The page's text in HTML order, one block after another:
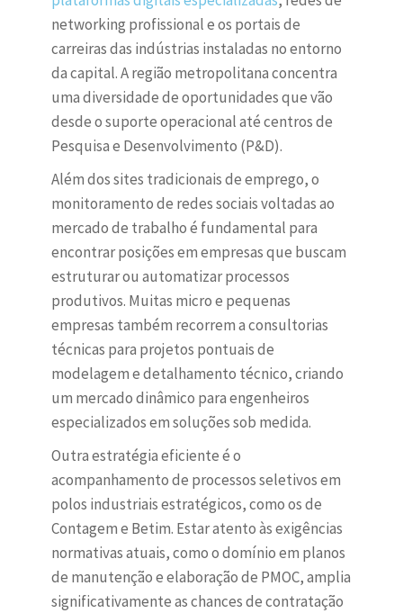
networking profissional e os portais de
carreiras das indústrias instaladas no entorno
da capital. A região metropolitana concentra
uma diversidade de oportunidades que vão
desde o suporte operacional até centros de
Pesquisa e Desenvolvimento (P&D).
Além dos sites tradicionais de emprego, o
monitoramento de redes sociais voltadas ao
mercado de trabalho é fundamental para
encontrar posições em empresas que buscam
estruturar ou automatizar processos
produtivos. Muitas micro e pequenas
empresas também recorrem a consultorias
técnicas para projetos pontuais de
modelagem e detalhamento técnico, criando
um mercado dinâmico para engenheiros
especializados em soluções sob medida.
Outra estratégia eficiente é o
acompanhamento de processos seletivos em
polos industriais estratégicos, como os de
Contagem e Betim. Estar atento às exigências
normativas atuais, como o domínio em planos
de manutenção e elaboração de PMOC, amplia
significativamente as chances de contratação